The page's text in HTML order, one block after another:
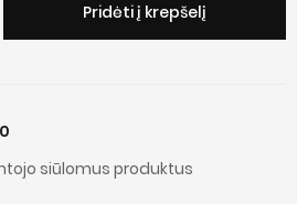
Pridėti į krepšelį
siūlomus produktus